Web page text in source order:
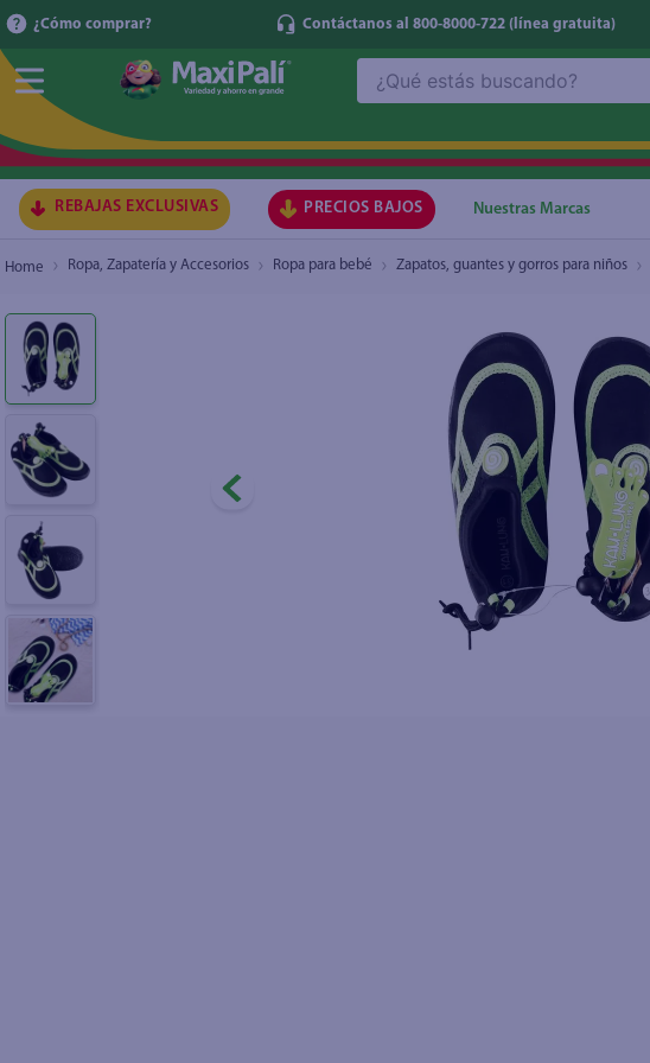
¿Cómo comprar? Contáctanos al 800-8000-722 (línea gratuita)
REBAJAS EXCLUSIVAS PRECIOS BAJOS Nuestras Marcas
Ropa, Zapatería y Accesorios Ropa para bebé Zapatos, guantes y gorros para niños
Zapato Kam Lung Niño, Para Agua Talla 31
1.
maggi
2.
leche
cafe
6.
queso
aceite
8.
azucar
9 .
atun
frijoles